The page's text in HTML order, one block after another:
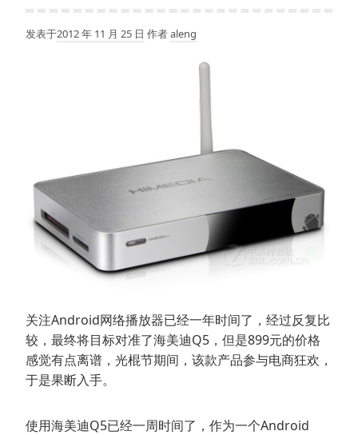
发表于2012 年 11 月 25 日 作者aleng
关注Android网络播放器已经一年时间了，经过反复比
较，最终将目标对准了海美迪Q5，但是899元的价格
感觉有点离谱，光棍节期间，该款产品参与电商狂欢，
于是果断入手。
使用海美迪Q5已经一周时间了，作为一个Android